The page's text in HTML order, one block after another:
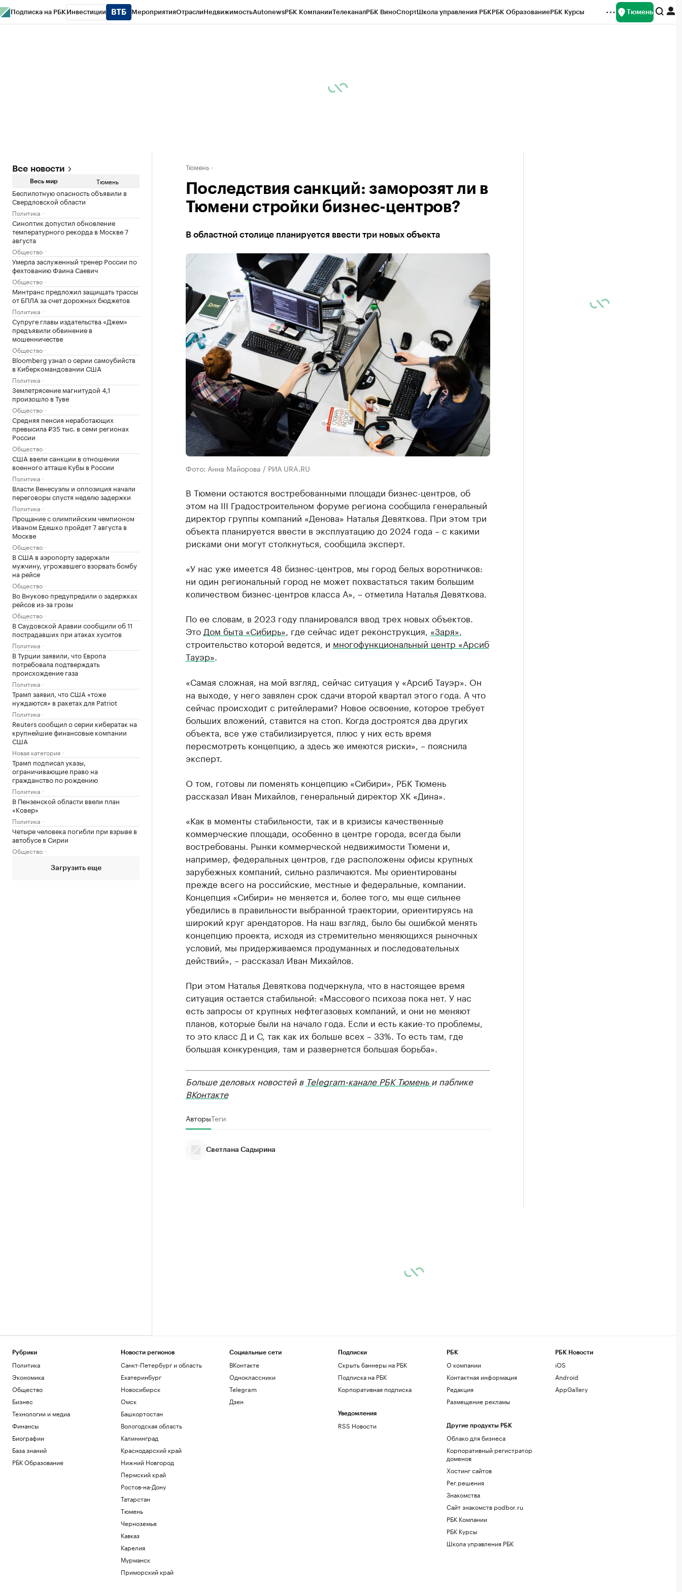
Подписка на РБК Инвестиции МероприятияОтраслиНедвижимостьAutonewsРБК КомпанииТелеканалРБК ВиноСпортШкола управления РБКРБК ОбразованиеРБК Курсы Тюмень
Все новости
Весь мир Тюмень
Беспилотную опасность объявили в
Свердловской области
Политика
Синоптик допустил обновление
температурного рекорда в Москве 7
августа
Общество
Умерла заслуженный тренер России по
фехтованию Фаина Саевич
Общество
Минтранс предложил защищать трассы
от БПЛА за счет дорожных бюджетов
Политика
Супруге главы издательства «Джем»
предъявили обвинение в
мошенничестве
Общество
Bloomberg узнал о серии самоубийств
в Киберкомандовании США
Политика
Землетрясение магнитудой 4,1
произошло в Туве
Общество
Средняя пенсия неработающих
превысила ₽35 тыс. в семи регионах
России
Общество
США ввели санкции в отношении
военного атташе Кубы в России
Политика
Власти Венесуэлы и оппозиция начали
переговоры спустя неделю задержки
Политика
Прощание с олимпийским чемпионом
Иваном Едешко пройдет 7 августа в
Москве
Общество
В США в аэропорту задержали
мужчину, угрожавшего взорвать бомбу
на рейсе
Общество
Во Внуково предупредили о задержках
рейсов из-за грозы
Общество
В Саудовской Аравии сообщили об 11
пострадавших при атаках хуситов
Политика
В Турции заявили, что Европа
потребовала подтверждать
происхождение газа
Политика
Трамп заявил, что США «тоже
нуждаются» в ракетах для Patriot
Политика
Reuters сообщил о серии кибератак на
крупнейшие финансовые компании
США
Новая категория
Трамп подписал указы,
ограничивающие право на
гражданство по рождению
Политика
В Пензенской области ввели план
«Ковер»
Политика
Четыре человека погибли при взрыве в
автобусе в Сирии
Общество
Загрузить еще
Тюмень
Последствия санкций: заморозят ли в
Тюмени стройки бизнес-центров?
В областной столице планируется ввести три новых объекта
Фото: Анна Майорова / РИА URA.RU
В Тюмени остаются востребованными площади бизнес-центров, об
этом на III Градостроительном форуме региона сообщила генеральный
директор группы компаний «Денова» Наталья Девяткова. При этом три
объекта планируется ввести в эксплуатацию до 2024 года – с какими
рисками они могут столкнуться, сообщила эксперт.
«У нас уже имеется 48 бизнес-центров, мы город белых воротничков:
ни один региональный город не может похвастаться таким большим
количеством бизнес-центров класса А», – отметила Наталья Девяткова.
По ее словам, в 2023 году планировался ввод трех новых объектов.
Это Дом быта «Сибирь» , где сейчас идет реконструкция, «Заря»
строительство которой ведется, и многофункциональный центр «Арсиб
Тауэр»
«Самая сложная, на мой взгляд, сейчас ситуация у «Арсиб Тауэр». Он
на выходе, у него завялен срок сдачи второй квартал этого года. А что
сейчас происходит с ритейлерами? Новое освоение, которое требует
больших вложений, ставится на стоп. Когда достроятся два других
объекта, все уже стабилизируется, плюс у них есть время
пересмотреть концепцию, а здесь же имеются риски», – пояснила
эксперт.
О том, готовы ли поменять концепцию «Сибири», РБК Тюмень
рассказал Иван Михайлов, генеральный директор ХК «Дина».
«Как в моменты стабильности, так и в кризисы качественные
коммерческие площади, особенно в центре города, всегда были
востребованы. Рынки коммерческой недвижимости Тюмени и,
например, федеральных центров, где расположены офисы крупных
зарубежных компаний, сильно различаются. Мы ориентированы
прежде всего на российские, местные и федеральные, компании.
Концепция «Сибири» не меняется и, более того, мы еще сильнее
убедились в правильности выбранной траектории, ориентируясь на
широкий круг арендаторов. На наш взгляд, было бы ошибкой менять
концепцию проекта, исходя из стремительно меняющихся рыночных
условий, мы придерживаемся продуманных и последовательных
действий», – рассказал Иван Михайлов.
При этом Наталья Девяткова подчеркнула, что в настоящее время
ситуация остается стабильной: «Массового психоза пока нет. У нас
есть запросы от крупных нефтегазовых компаний, и они не меняют
планов, которые были на начало года. Если и есть какие-то проблемы,
то это класс Д и С, так как их больше всех – 33%. То есть там, где
большая конкуренция, там и развернется большая борьба».
Больше деловых новостей в Telegram-канале РБК Тюмень и паблике
ВКонтакте
АвторыТеги
Светлана Садырина
Рубрики
Политика
Экономика
Общество
Бизнес
Технологии и медиа
Финансы
Биографии
База знаний
РБК Образование
Новости регионов
Санкт-Петербург и область
Екатеринбург
Новосибирск
Омск
Башкортостан
Вологодская область
Калининград
Краснодарский край
Нижний Новгород
Пермский край
Ростов-на-Дону
Татарстан
Тюмень
Черноземье
Кавказ
Карелия
Мурманск
Приморский край
Социальные сети
ВКонтакте
Одноклассники
Telegram
Дзен
Подписки
Скрыть баннеры на РБК
Подписка на РБК
Корпоративная подписка
Уведомления
RSS Новости
РБК
О компании
Контактная информация
Редакция
Размещение рекламы
Другие продукты РБК
Облако для бизнеса
Корпоративный регистратор
доменов
Хостинг сайтов
Рег.решения
Знакомства
Сайт знакомств podbor.ru
РБК Компании
РБК Курсы
Школа управления РБК
РБК Новости
iOS
Android
AppGallery